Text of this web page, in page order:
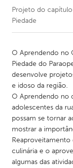
CANADA
Amherstburg
Kitchener-Waterloo
Newmarket
South Shore
MALAYSIA
Kuala Lumpur
Projeto do capítulo
Piedade
O Aprendendo no
Piedade do
desenvolve
e idoso da região.
O Aprendendo no
adolescentes da
possam se tornar
mostrar a
Reaproveitamento
culinária e o
algumas das